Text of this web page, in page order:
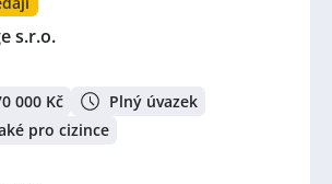
s.r.o.
000 Kč
Plný úvazek
pro cizince